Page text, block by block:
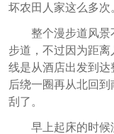
坏农田人家这么多次
整个漫步道风景
步道，不过因为距
线是从酒店出发到
后绕一圈再从北回
刮了。
早上起床的时候